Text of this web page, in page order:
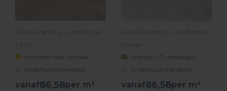
GeoCeramica - Landstone
Earth
Informeer naar voorraad
Onderhoudsvriendelijk
vanaf86,58per m²
GeoCeramica - Landstone
Gravel
Levertijd: 2-7 werkdagen
Onderhoudsvriendelijk
vanaf86,58per m²